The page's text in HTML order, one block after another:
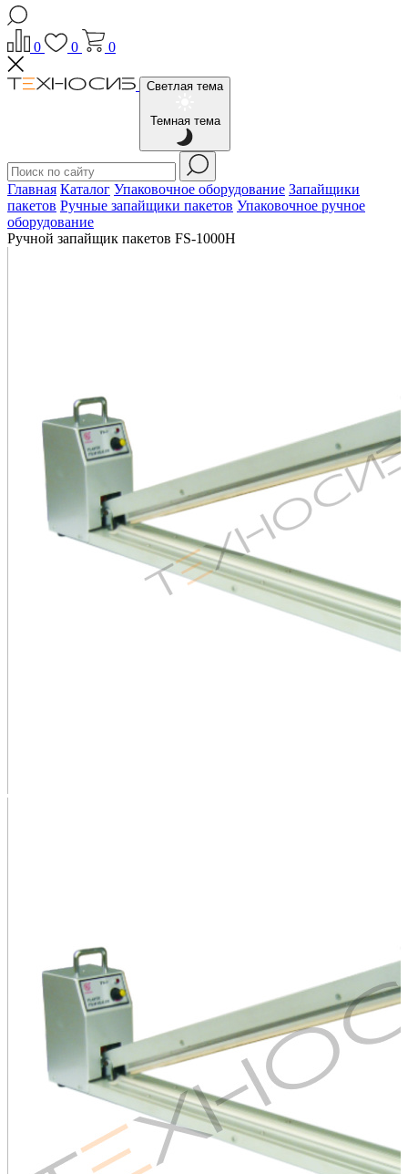
0 0 0
Светлая тема
Темная тема
Главная Каталог Упаковочное оборудование Запайщики
пакетов Ручные запайщики пакетов Упаковочное ручное
оборудование
Ручной запайщик пакетов FS-1000H